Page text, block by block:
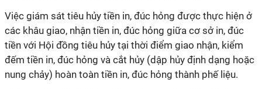
Việc giám sát tiêu hủy tiền in, đúc hỏng được thực hiện ở
các khâu giao, nhận tiền in, đúc hỏng giữa cơ sở in, đúc
tiền với Hội đồng tiêu hủy tại thời điểm giao nhận, kiểm
đếm tiền in, đúc hỏng và cắt hủy (dập hủy định dạng hoặc
nung chảy) hoàn toàn tiền in, đúc hỏng thành phế liệu.